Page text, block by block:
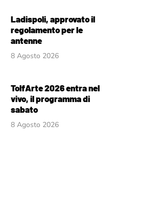
Ladispoli, approvato il
regolamento per le
antenne
8 Agosto 2026
TolfArte 2026 entra nel
vivo, il programma di
sabato
8 Agosto 2026